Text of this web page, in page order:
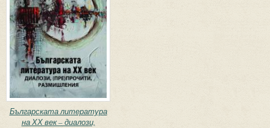
Българската литература
на ХХ век – диалози,